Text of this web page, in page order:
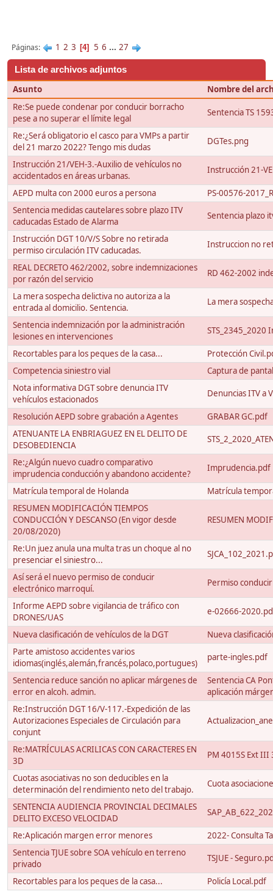
Páginas 1 2 3 4 5 6 ... 27
Lista de archivos adjuntos
Asunto
Nombre del
Re:Se puede condenar por conducir borracho
pese a no superar el límite legal
Sentencia TS
Re:¿Será obligatorio el casco para VMPs a partir
del 21 marzo 2022? Tengo mis dudas
DGTes.png
Instrucción 21/VEH-3.-Auxilio de vehículos no
accidentados en áreas urbanas.
Instrucción 21-
AEPD multa con 2000 euros a persona
PS-00576-
Sentencia medidas cautelares sobre plazo ITV
caducadas Estado de Alarma
Sentencia plazo
Instrucción DGT 10/V/S Sobre no retirada
permiso circulación ITV caducadas.
Instruccion no
REAL DECRETO 462/2002, sobre indemnizaciones
por razón del servicio
RD 462-2002
La mera sospecha delictiva no autoriza a la
entrada al domicilio. Sentencia.
La mera
Sentencia indemnización por la administración
lesiones en intervenciones
STS_2345_2020
Recortables para los peques de la casa...
Protección
Competencia siniestro vial
Captura de
Nota informativa DGT sobre denuncia ITV
vehículos estacionados
Denuncias ITV a
Resolución AEPD sobre grabación a Agentes
GRABAR GC.pdf
ATENUANTE LA ENBRIAGUEZ EN EL DELITO DE
DESOBEDIENCIA
Re:¿Algún nuevo cuadro comparativo
imprudencia conducción y abandono accidente?
Imprudencia.pdf
Matrícula temporal de Holanda
Matrícula
RESUMEN MODIFICACIÓN TIEMPOS
CONDUCCIÓN Y DESCANSO (En vigor desde
20/08/2020)
RESUMEN
Re:Un juez anula una multa tras un choque al no
presenciar el siniestro...
Así será el nuevo permiso de conducir
electrónico marroquí.
Permiso
Informe AEPD sobre vigilancia de tráfico con
DRONES/UAS
e-02666-
Nueva clasificación de vehículos de la DGT
Nueva
Parte amistoso accidentes varios
idiomas(inglés,alemán,francés,polaco,portugues)
parte-ingles.pdf
Sentencia reduce sanción no aplicar márgenes de
error en alcoh. admin.
Sentencia CA
aplicación
Re:Instrucción DGT 16/V-117.-Expedición de las
Autorizaciones Especiales de Circulación para
conjunt
Re:MATRÍCULAS ACRILICAS CON CARACTERES EN
3D
PM 4015S Ext III
Cuotas asociativas no son deducibles en la
determinación del rendimiento neto del trabajo.
Cuota
SENTENCIA AUDIENCIA PROVINCIAL DECIMALES
DELITO EXCESO VELOCIDAD
Re:Aplicación margen error menores
2022- Consulta
Sentencia TJUE sobre SOA vehículo en terreno
privado
TSJUE -
Recortables para los peques de la casa... Policía Local.pdf